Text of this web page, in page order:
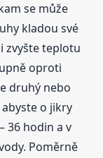
se může
kladou své
zvyšte teplotu
oproti
druhý nebo
o jikry
36 hodin a v
Poměrně